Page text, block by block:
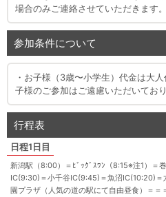
場合のみご連絡させていただきます
参加条件について
・お子様（3歳〜小学生）代金は大
子様のご参加はご遠慮いただいており
行程表
1日目
新潟駅（8:00）＝ﾋﾞｯｸﾞｽﾜﾝ（8:15※注1）＝
IC(9:30)＝小千谷IC(9:45)＝魚沼IC(10:20)＝
園プラザ（人気の道の駅にて自由昼食）＝＝